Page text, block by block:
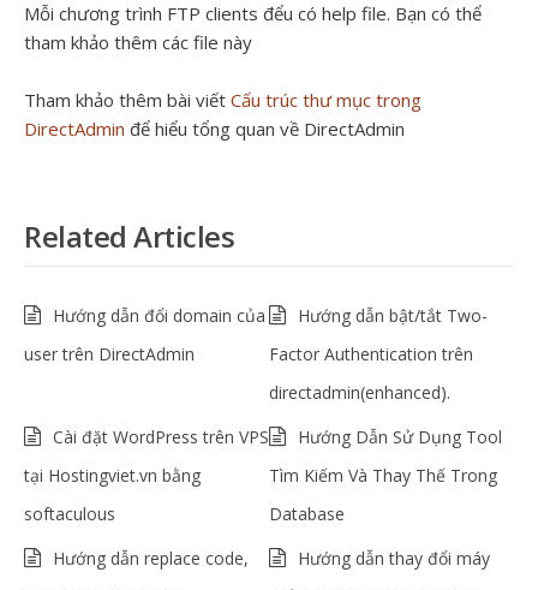
Mỗi chương trình FTP clients đểu có help file. Bạn có thể
tham khảo thêm các file này
Tham khảo thêm bài viết Cấu trúc thư mục trong
DirectAdmin để hiểu tổng quan về DirectAdmin
Related Articles
Hướng dẫn đổi domain của
user trên DirectAdmin
Hướng dẫn bật/tắt Two-
Factor Authentication trên
directadmin(enhanced).
Cài đặt WordPress trên VPS
tại Hostingviet.vn bằng
softaculous
Hướng Dẫn Sử Dụng Tool
Tìm Kiếm Và Thay Thế Trong
Database
Hướng dẫn replace code,
Hướng dẫn thay đổi máy